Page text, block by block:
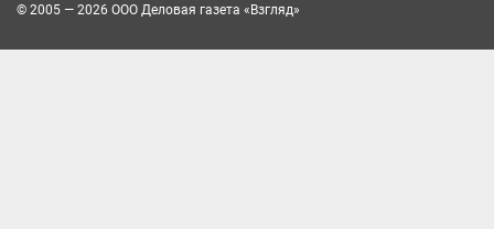
© 2005 — 2026 ООО Деловая газета «Взгляд»